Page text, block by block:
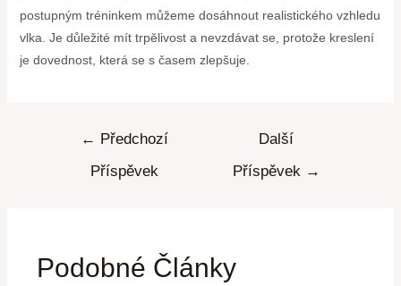
postupným tréninkem můžeme dosáhnout realistického vzhledu
vlka. Je důležité mít trpělivost a nevzdávat se, protože kreslení
je dovednost, která se s časem zlepšuje.
← Předchozí
Příspěvek
Další
Příspěvek →
Podobné Články